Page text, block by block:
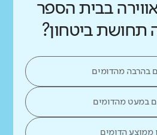
בבית הספר
תחושת ביטחון?
בהרבה מהדומים
במעט מהדומים
ממוצע הדומים